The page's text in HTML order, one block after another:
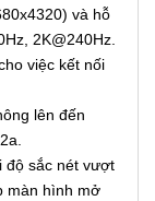
và hỗ
2K@240Hz.
việc kết nối
lên đến
độ sắc nét vượt
màn hình mở